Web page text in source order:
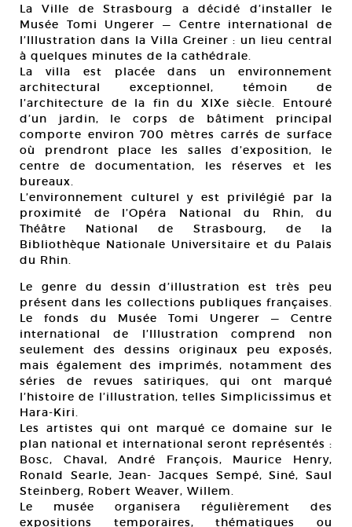
La Ville de Strasbourg a décidé d’installer le
Musée Tomi Ungerer — Centre international de
l’Illustration dans la Villa Greiner : un lieu central
à quelques minutes de la cathédrale.
La villa est placée dans un environnement
architectural exceptionnel, témoin de
l’architecture de la fin du XIXe siècle. Entouré
d’un jardin, le corps de bâtiment principal
comporte environ 700 mètres carrés de surface
où prendront place les salles d’exposition, le
centre de documentation, les réserves et les
bureaux.
L’environnement culturel y est privilégié par la
proximité de l’Opéra National du Rhin, du
Théâtre National de Strasbourg, de la
Bibliothèque Nationale Universitaire et du Palais
du Rhin.
Le genre du dessin d’illustration est très peu
présent dans les collections publiques françaises.
Le fonds du Musée Tomi Ungerer — Centre
international de l’Illustration comprend non
seulement des dessins originaux peu exposés,
mais également des imprimés, notamment des
séries de revues satiriques, qui ont marqué
l’histoire de l’illustration, telles Simplicissimus et
Hara-Kiri.
Les artistes qui ont marqué ce domaine sur le
plan national et international seront représentés :
Bosc, Chaval, André François, Maurice Henry,
Ronald Searle, Jean- Jacques Sempé, Siné, Saul
Steinberg, Robert Weaver, Willem.
Le musée organisera régulièrement des
expositions temporaires, thématiques ou